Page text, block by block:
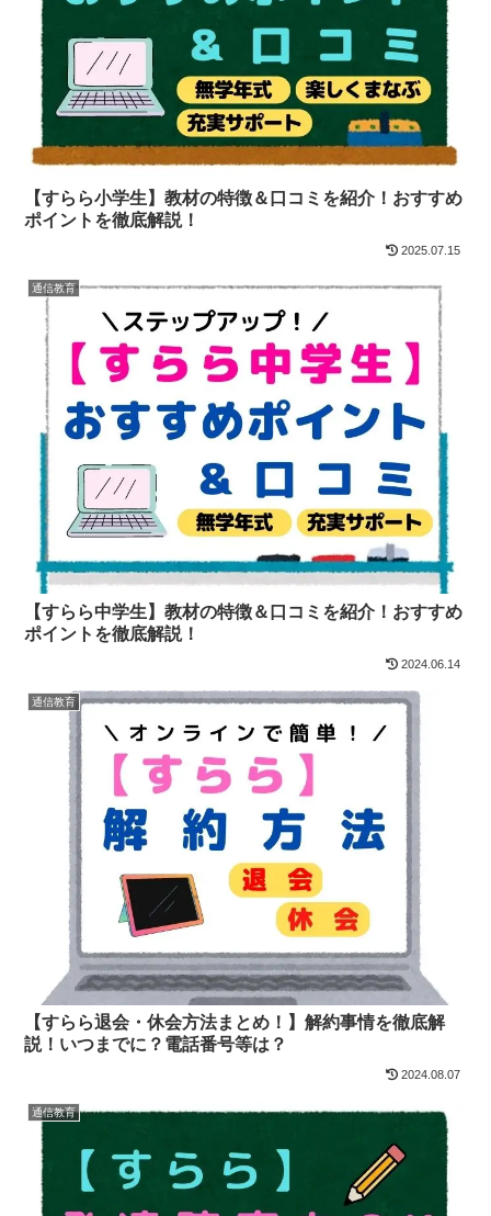
【すらら小学生】教材の特徴＆口コミを紹介！おすすめ
ポイントを徹底解説！
2025.07.15
通信教育
【すらら中学生】教材の特徴＆口コミを紹介！おすすめ
ポイントを徹底解説！
2024.06.14
通信教育
【すらら退会・休会方法まとめ！】解約事情を徹底解
説！いつまでに？電話番号等は？
2024.08.07
通信教育